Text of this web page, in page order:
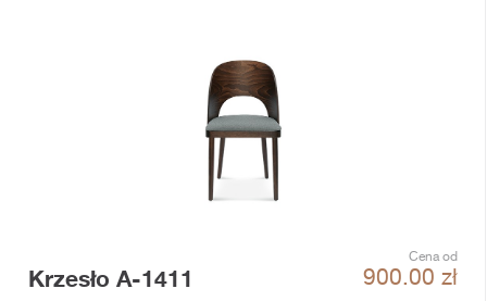
Krzesło A-1411
Cena od
900.00 zł